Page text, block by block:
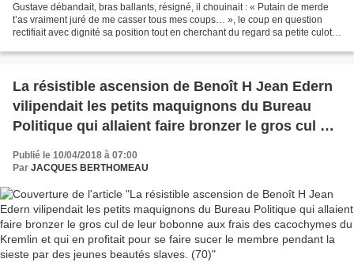
Gustave débandait, bras ballants, résigné, il chouinait : « Putain de merde
t’as vraiment juré de me casser tous mes coups… », le coup en question
rectifiait avec dignité sa position tout en cherchant du regard sa petite culotte
La résistible ascension de Benoît H Jean Edern
vilipendait les petits maquignons du Bureau
Politique qui allaient faire bronzer le gros cul de
Kremlin et qui en profitait pour se faire sucer le
beautés slaves. (70)
Publié le 10/04/2018 à 07:00
Par JACQUES BERTHOMEAU